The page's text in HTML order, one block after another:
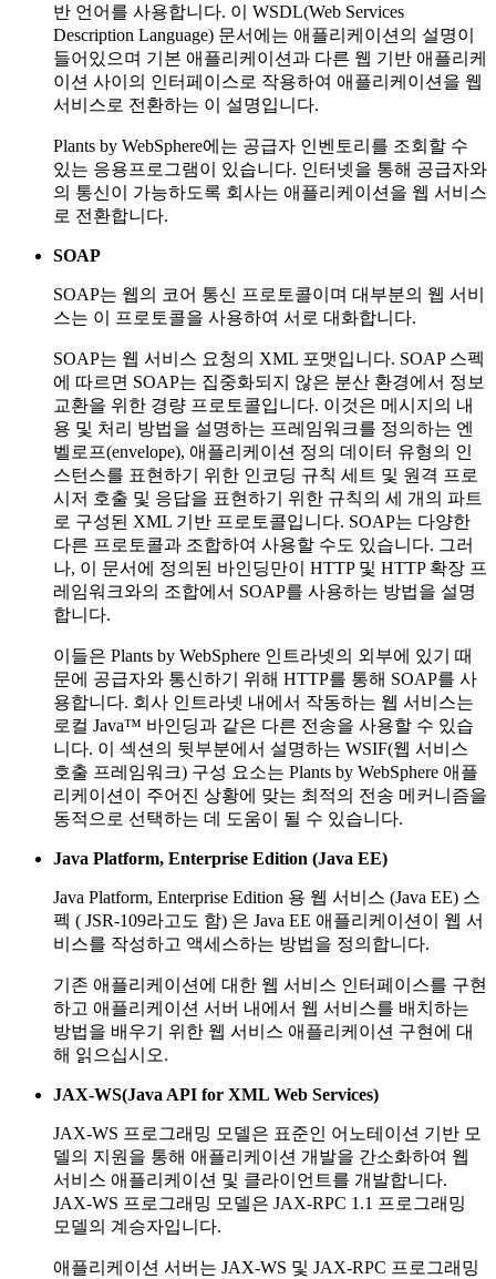
반 언어를 사용합니다. 이 WSDL(Web Services
Description Language) 문서에는 애플리케이션의 설명이
들어있으며 기본 애플리케이션과 다른 웹 기반 애플리케
이션 사이의 인터페이스로 작용하여 애플리케이션을 웹
서비스로 전환하는 이 설명입니다.
Plants by WebSphere에는 공급자 인벤토리를 조회할 수
있는 응용프로그램이 있습니다. 인터넷을 통해 공급자와
의 통신이 가능하도록 회사는 애플리케이션을 웹 서비스
로 전환합니다.
SOAP
SOAP는 웹의 코어 통신 프로토콜이며 대부분의 웹 서비
스는 이 프로토콜을 사용하여 서로 대화합니다.
SOAP는 웹 서비스 요청의 XML 포맷입니다. SOAP 스펙
에 따르면 SOAP는 집중화되지 않은 분산 환경에서 정보
교환을 위한 경량 프로토콜입니다. 이것은 메시지의 내
용 및 처리 방법을 설명하는 프레임워크를 정의하는 엔
벨로프(envelope), 애플리케이션 정의 데이터 유형의 인
스턴스를 표현하기 위한 인코딩 규칙 세트 및 원격 프로
시저 호출 및 응답을 표현하기 위한 규칙의 세 개의 파트
로 구성된 XML 기반 프로토콜입니다. SOAP는 다양한
다른 프로토콜과 조합하여 사용할 수도 있습니다. 그러
나, 이 문서에 정의된 바인딩만이 HTTP 및 HTTP 확장 프
레임워크와의 조합에서 SOAP를 사용하는 방법을 설명
합니다.
이들은 Plants by WebSphere 인트라넷의 외부에 있기 때
문에 공급자와 통신하기 위해 HTTP를 통해 SOAP를 사
용합니다. 회사 인트라넷 내에서 작동하는 웹 서비스는
로컬 Java™ 바인딩과 같은 다른 전송을 사용할 수 있습
니다. 이 섹션의 뒷부분에서 설명하는 WSIF(웹 서비스
호출 프레임워크) 구성 요소는 Plants by WebSphere 애플
리케이션이 주어진 상황에 맞는 최적의 전송 메커니즘을
동적으로 선택하는 데 도움이 될 수 있습니다.
Java Platform, Enterprise Edition (Java EE)
Java Platform, Enterprise Edition 용 웹 서비스 (Java EE) 스
펙 ( JSR-109라고도 함) 은 Java EE 애플리케이션이 웹 서
비스를 작성하고 액세스하는 방법을 정의합니다.
기존 애플리케이션에 대한 웹 서비스 인터페이스를 구현
하고 애플리케이션 서버 내에서 웹 서비스를 배치하는
방법을 배우기 위한 웹 서비스 애플리케이션 구현에 대
해 읽으십시오.
JAX-WS(Java API for XML Web Services)
JAX-WS 프로그래밍 모델은 표준인 어노테이션 기반 모
델의 지원을 통해 애플리케이션 개발을 간소화하여 웹
서비스 애플리케이션 및 클라이언트를 개발합니다.
JAX-WS 프로그래밍 모델은 JAX-RPC 1.1 프로그래밍
모델의 계승자입니다.
애플리케이션 서버는 JAX-WS 및 JAX-RPC 프로그래밍